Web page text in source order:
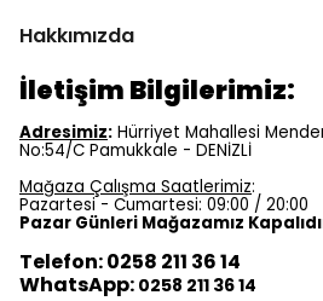
Hakkımızda
İletişim Bilgilerimiz:
Adresimiz: Hürriyet Mahallesi
No:54/C Pamukkale - DENİZLİ
Mağaza Çalışma Saatlerimiz:
Pazartesi - Cumartesi: 09:00 / 20:00
Pazar Günleri Mağazamız
Telefon: 0258 211 36 14
WhatsApp: 0258 211 36 14